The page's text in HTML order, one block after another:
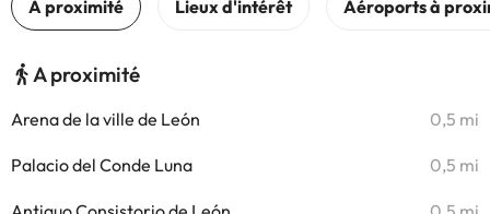
A proximité
Arena de la ville de León 0,5 mi
Palacio del Conde Luna 0,5 mi